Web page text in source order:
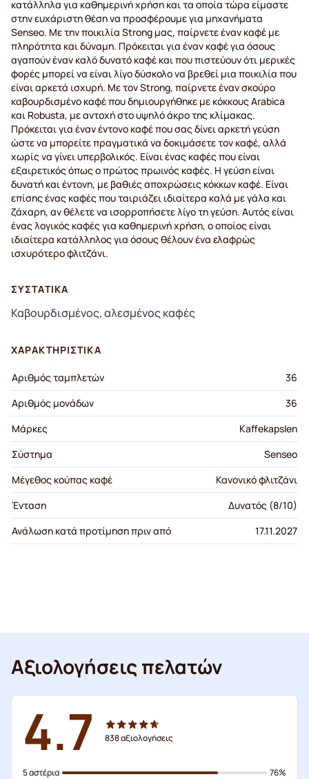
κατάλληλα για καθημερινή χρήση και τα οποία τώρα είμαστε
στην ευχάριστη θέση να προσφέρουμε για μηχανήματα
Senseo. Με την ποικιλία Strong μας, παίρνετε έναν καφέ με
πληρότητα και δύναμη. Πρόκειται για έναν καφέ για όσους
αγαπούν έναν καλό δυνατό καφέ και που πιστεύουν ότι μερικές
φορές μπορεί να είναι λίγο δύσκολο να βρεθεί μια ποικιλία που
είναι αρκετά ισχυρή. Με τον Strong, παίρνετε έναν σκούρο
καβουρδισμένο καφέ που δημιουργήθηκε με κόκκους Arabica
και Robusta, με αντοχή στο υψηλό άκρο της κλίμακας.
Πρόκειται για έναν έντονο καφέ που σας δίνει αρκετή γεύση
ώστε να μπορείτε πραγματικά να δοκιμάσετε τον καφέ, αλλά
χωρίς να γίνει υπερβολικός. Είναι ένας καφές που είναι
εξαιρετικός όπως ο πρώτος πρωινός καφές. Η γεύση είναι
δυνατή και έντονη, με βαθιές αποχρώσεις κόκκων καφέ. Είναι
επίσης ένας καφές που ταιριάζει ιδιαίτερα καλά με γάλα και
ζάχαρη, αν θέλετε να ισορροπήσετε λίγο τη γεύση. Αυτός είναι
ένας λογικός καφές για καθημερινή χρήση, ο οποίος είναι
ιδιαίτερα κατάλληλος για όσους θέλουν ένα ελαφρώς
ισχυρότερο φλιτζάνι.
ΣΥΣΤΑΤΙΚΆ
Καβουρδισμένος, αλεσμένος καφές
ΧΑΡΑΚΤΗΡΙΣΤΙΚΆ
Αριθμός ταμπλετών
36
Αριθμός μονάδων
36
Μάρκες
Kaffekapslen
Σύστημα
Senseo
Μέγεθος κούπας καφέ
Κανονικό φλιτζάνι
Ένταση
Δυνατός (8/10)
Ανάλωση κατά προτίμηση πριν από
17.11.2027
Αξιολογήσεις πελατών
4.7 838αξιολογήσεις
5 αστέρια
76%